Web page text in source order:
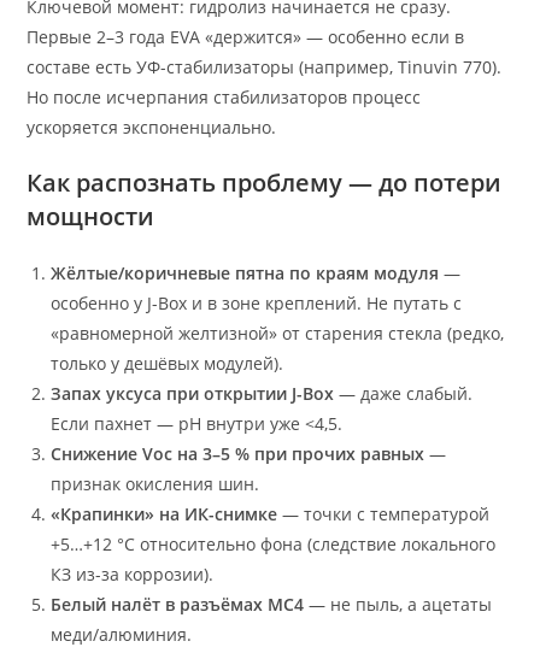
Ключевой момент: гидролиз начинается не сразу.
Первые 2–3 года EVA «держится» — особенно если в
составе есть УФ-стабилизаторы (например, Tinuvin 770).
Но после исчерпания стабилизаторов процесс
ускоряется экспоненциально.
Как распознать проблему — до потери
мощности
Жёлтые/коричневые пятна по краям модуля —
особенно у J-Box и в зоне креплений. Не путать с
«равномерной желтизной» от старения стекла (редко,
только у дешёвых модулей).
Запах уксуса при открытии J-Box — даже слабый.
Если пахнет — pH внутри уже <4,5.
Снижение Voc на 3–5 % при прочих равных —
признак окисления шин.
«Крапинки» на ИК-снимке — точки с температурой
+5…+12 °C относительно фона (следствие локального
КЗ из-за коррозии).
Белый налёт в разъёмах MC4 — не пыль, а ацетаты
меди/алюминия.